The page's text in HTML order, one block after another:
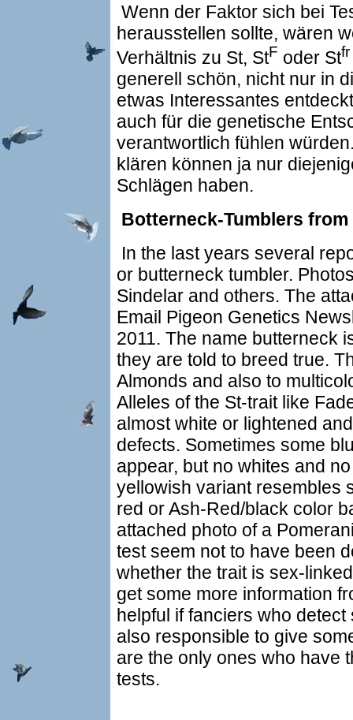
Wenn der Faktor sich bei
herausstellen sollte, wären
Verhältnis zu St, StF oder Stfr
generell schön, nicht nur in
etwas Interessantes
auch für die genetische
verantwortlich fühlen
klären können ja nur
Schlägen haben.
Botterneck-Tumblers
In the last years several
or butterneck tumbler.
Sindelar and others. The
Email Pigeon Genetics
2011. The name butterneck
they are told to breed true.
Almonds and also to
Alleles of the St-trait like
almost white or lightened
defects. Sometimes some
appear, but no whites and
yellowish variant resembles
red or Ash-Red/black color
attached photo of a
test seem not to have been
whether the trait is sex-
get some more information
helpful if fanciers who
also responsible to give
are the only ones who have
tests.